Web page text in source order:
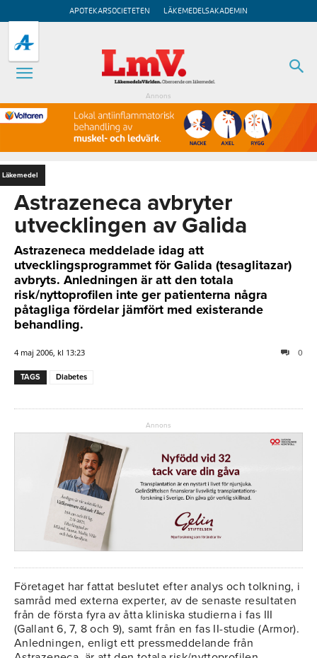
APOTEKARSOCIETETEN LÄKEMEDELSAKADEMIN
Annons
Läkemedel
Astrazeneca avbryter
utvecklingen av Galida
Astrazeneca meddelade idag att
utvecklingsprogrammet för Galida (tesaglitazar)
avbryts. Anledningen är att den totala
risk/nyttoprofilen inte ger patienterna några
påtagliga fördelar jämfört med existerande
behandling.
4 maj 2006, kl 13:23 0
TAGS Diabetes
Annons
Företaget har fattat beslutet efter analys och tolkning, i
samråd med externa experter, av de senaste resultaten
från de första fyra av åtta kliniska studierna i fas III
(Gallant 6, 7, 8 och 9), samt från en fas II-studie (Armor).
Anledningen, enligt ett pressmeddelande från